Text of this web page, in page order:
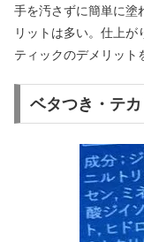
手を汚さずに簡単に塗
リットは多い。仕上が
ティックのデメリット
ベタつき・テ